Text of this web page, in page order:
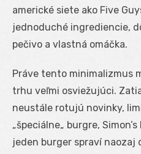
americké siete ako Five
jednoduché ingrediencie,
pečivo a vlastná omáčka.
Práve tento minimalizmus
trhu veľmi osviežujúci.
neustále rotujú novinky,
„špeciálne„ burgre,
jeden burger spraví naozaj